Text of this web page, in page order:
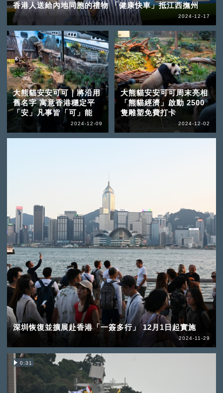
香港人送給內地同胞的禮物 「健康快車」抵江西撫州
2024-12-17
大熊貓安安可可｜將沿用
舊名字 寓意香港穩定平
「安」凡事皆「可」能
2024-12-09
大熊貓安安可可周末亮相
「熊貓經濟」啟動 2500
隻雕塑免費打卡
2024-12-02
深圳恢復並擴展赴香港「一簽多行」 12月1日起實施
2024-11-29
0:31